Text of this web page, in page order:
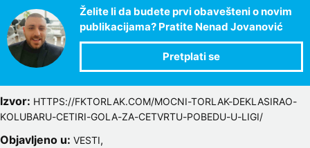
Želite li da budete prvi obavešteni o novim
publikacijama? Pratite Nenad Jovanović
Izvor: HTTPS://FKTORLAK.COM/MOCNI-TORLAK-DEKLASIRAO-
KOLUBARU-CETIRI-GOLA-ZA-CETVRTU-POBEDU-U-LIGI/
Objavljeno u: VESTI,